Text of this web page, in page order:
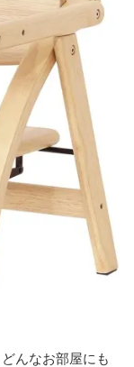
んなお部屋にも